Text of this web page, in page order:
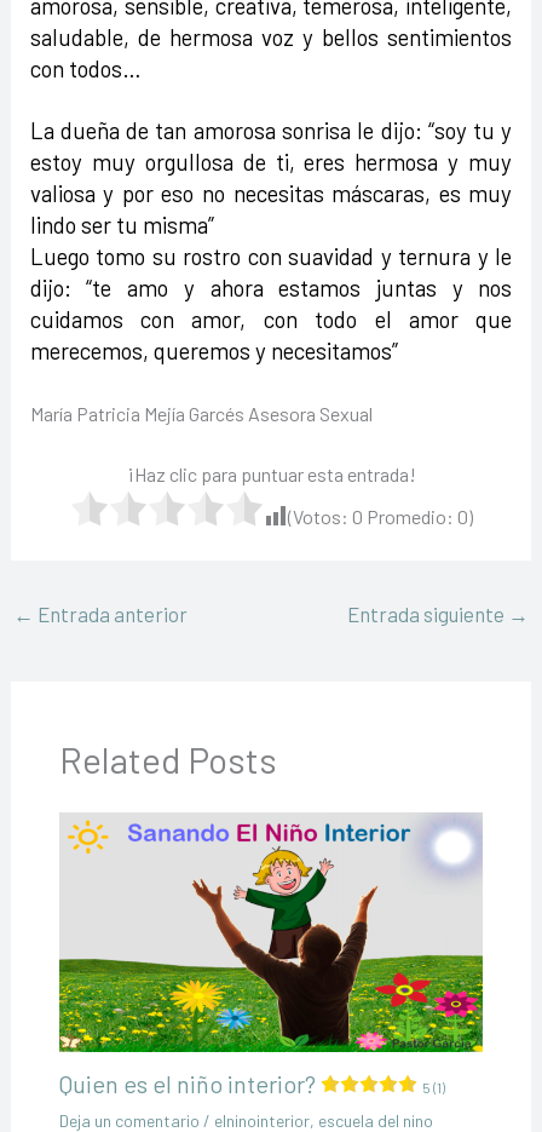
saludable, de hermosa voz y bellos sentimientos
con todos…
La dueña de tan amorosa sonrisa le dijo: “soy tu y
estoy muy orgullosa de ti, eres hermosa y muy
valiosa y por eso no necesitas máscaras, es muy
lindo ser tu misma”
Luego tomo su rostro con suavidad y ternura y le
dijo: “te amo y ahora estamos juntas y nos
cuidamos con amor, con todo el amor que
merecemos, queremos y necesitamos”
María Patricia Mejía Garcés Asesora Sexual
¡Haz clic para puntuar esta entrada!
(Votos: 0 Promedio: 0)
← Entrada anterior Entrada siguiente →
Related Posts
Quien es el niño interior? 5 (1)
Deja un comentario / elninointerior, escuela del nino